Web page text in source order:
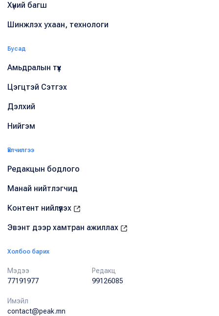
Хүний багш
Шинжлэх ухаан, технологи
Бусад
Амьдралын түүх
Цэгцтэй Сэтгэх
Дэлхий
Нийгэм
Үйлчилгээ
Редакцын бодлого
Манай нийтлэгчид
Контент нийлүүлэх
Эвэнт дээр хамтран ажиллах
Холбоо барих
Мэдээ
77191977
Редакц
99126085
Имэйл
contact@peak.mn